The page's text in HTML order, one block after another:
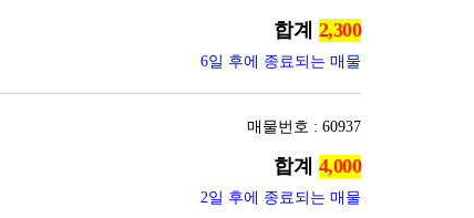
합계
6일 후에 종료되는 매물
매물번호 : 60937
합계
2일 후에 종료되는 매물